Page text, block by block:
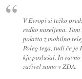
V Evropi si težko
redko naseljena.
pokrita z mobilno
Poleg tega, tudi če je
kje poslušal. In
zaživel samo v ZDA.